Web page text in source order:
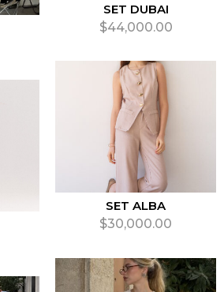
SET DUBAI
$44,000.00
SET ALBA
$30,000.00